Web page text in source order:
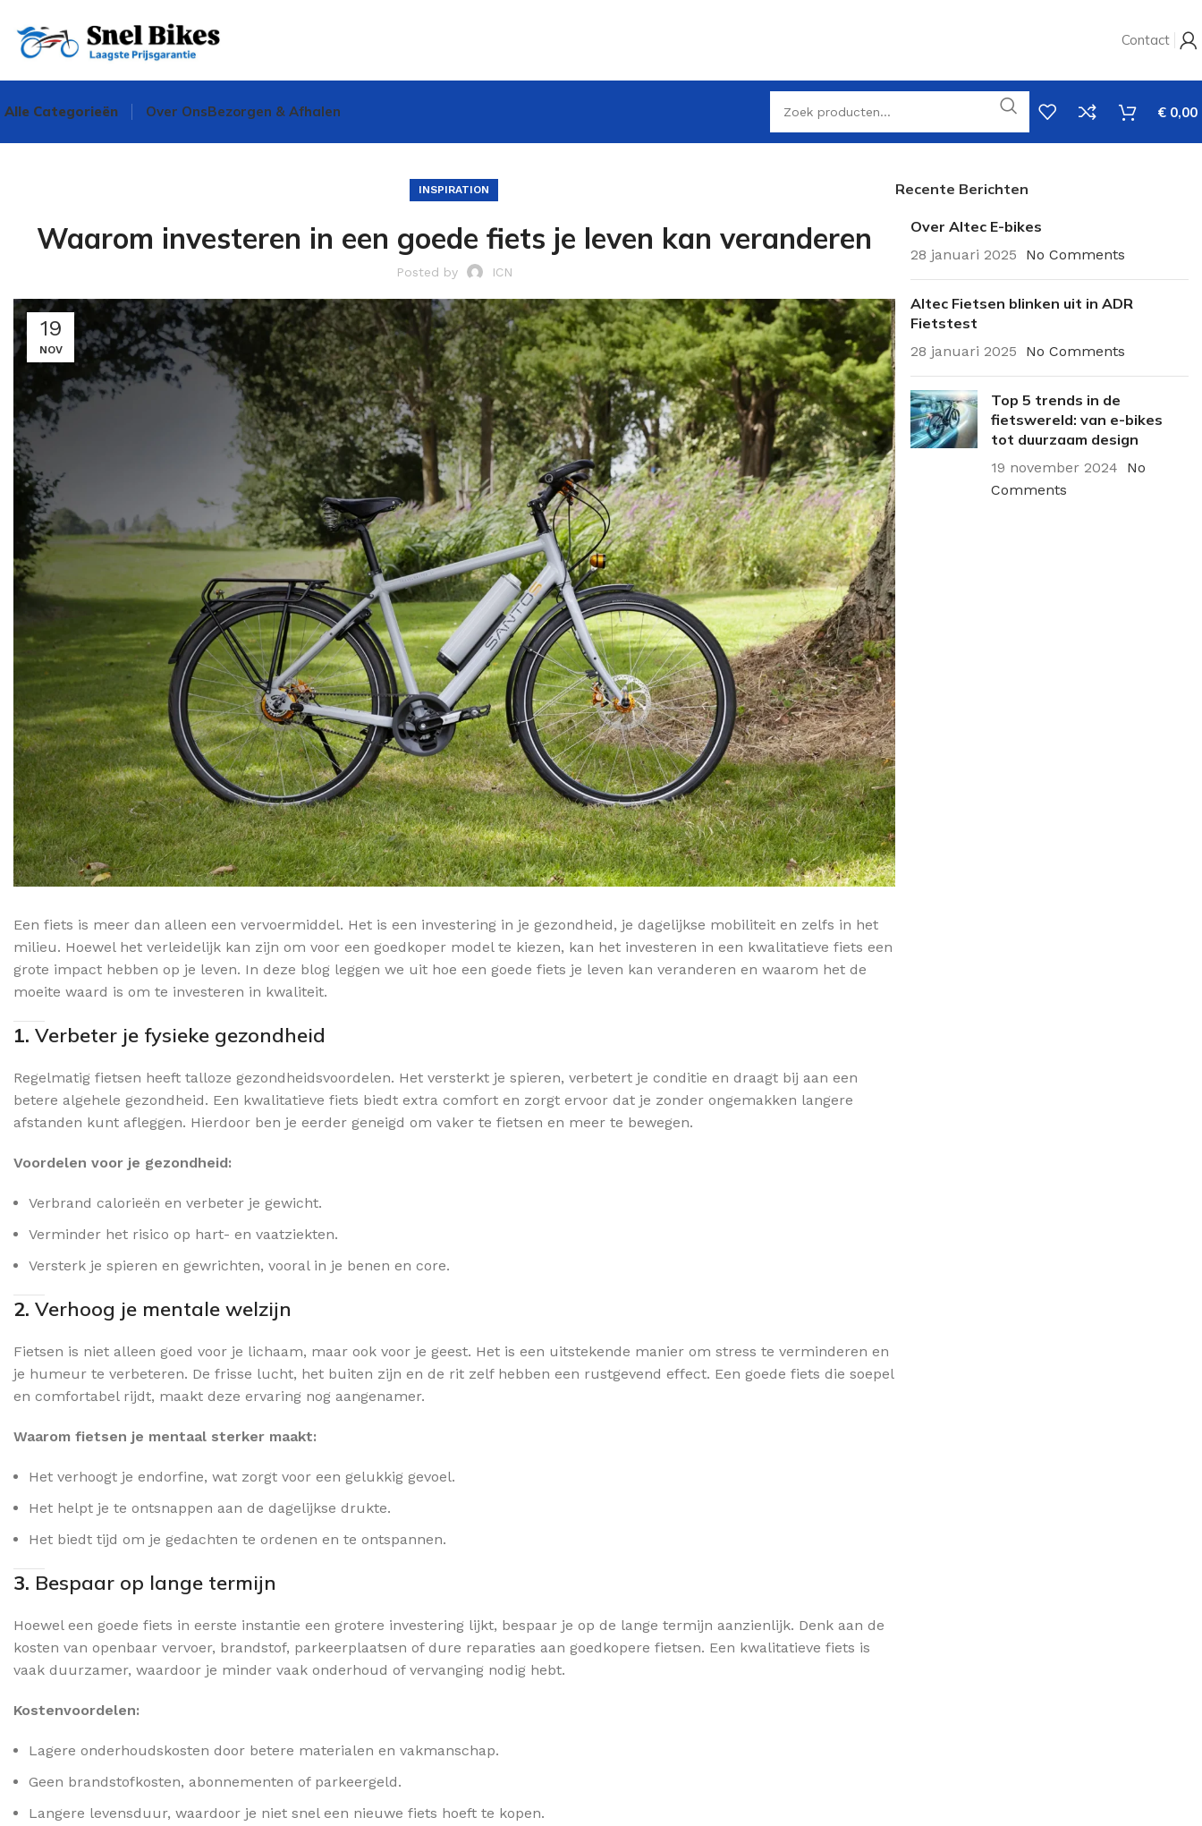
Contact
Alle Categorieën Over OnsBezorgen & Afhalen € 0,00
INSPIRATION
Waarom investeren in een goede fiets je leven kan veranderen
Posted by ICN
19
NOV
Een fiets is meer dan alleen een vervoermiddel. Het is een investering in je gezondheid, je dagelijkse mobiliteit en zelfs in het
milieu. Hoewel het verleidelijk kan zijn om voor een goedkoper model te kiezen, kan het investeren in een kwalitatieve fiets een
grote impact hebben op je leven. In deze blog leggen we uit hoe een goede fiets je leven kan veranderen en waarom het de
moeite waard is om te investeren in kwaliteit.
1. Verbeter je fysieke gezondheid
Regelmatig fietsen heeft talloze gezondheidsvoordelen. Het versterkt je spieren, verbetert je conditie en draagt bij aan een
betere algehele gezondheid. Een kwalitatieve fiets biedt extra comfort en zorgt ervoor dat je zonder ongemakken langere
afstanden kunt afleggen. Hierdoor ben je eerder geneigd om vaker te fietsen en meer te bewegen.
Voordelen voor je gezondheid:
Verbrand calorieën en verbeter je gewicht.
Verminder het risico op hart- en vaatziekten.
Versterk je spieren en gewrichten, vooral in je benen en core.
2. Verhoog je mentale welzijn
Fietsen is niet alleen goed voor je lichaam, maar ook voor je geest. Het is een uitstekende manier om stress te verminderen en
je humeur te verbeteren. De frisse lucht, het buiten zijn en de rit zelf hebben een rustgevend effect. Een goede fiets die soepel
en comfortabel rijdt, maakt deze ervaring nog aangenamer.
Waarom fietsen je mentaal sterker maakt:
Het verhoogt je endorfine, wat zorgt voor een gelukkig gevoel.
Het helpt je te ontsnappen aan de dagelijkse drukte.
Het biedt tijd om je gedachten te ordenen en te ontspannen.
3. Bespaar op lange termijn
Hoewel een goede fiets in eerste instantie een grotere investering lijkt, bespaar je op de lange termijn aanzienlijk. Denk aan de
kosten van openbaar vervoer, brandstof, parkeerplaatsen of dure reparaties aan goedkopere fietsen. Een kwalitatieve fiets is
vaak duurzamer, waardoor je minder vaak onderhoud of vervanging nodig hebt.
Kostenvoordelen:
Lagere onderhoudskosten door betere materialen en vakmanschap.
Geen brandstofkosten, abonnementen of parkeergeld.
Langere levensduur, waardoor je niet snel een nieuwe fiets hoeft te kopen.
Recente Berichten
Over Altec E-bikes
28 januari 2025 No Comments
Altec Fietsen blinken uit in ADR
Fietstest
28 januari 2025 No Comments
Top 5 trends in de
fietswereld: van e-bikes
tot duurzaam design
19 november 2024
No
Comments